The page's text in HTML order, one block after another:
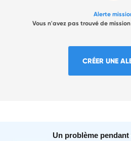
Alerte
Vous n'avez pas trouvé de
CRÉER UNE
Un problème